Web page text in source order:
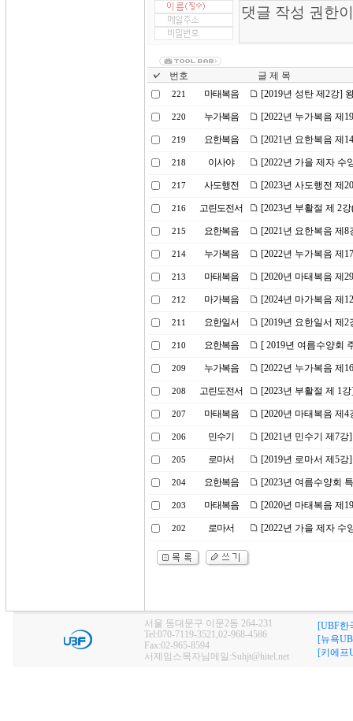
번호 글 제 목
221 마태복음 [2019년 성탄 제2강]
220 누가복음 [2022년 누가복음 제
219 요한복음 [2021년 요한복음 제
218 이사야 [2022년 가을 제자 수
217 사도행전 [2023년 사도행전 제
216 고린도전서 [2023년 부활절 제 2
215 요한복음 [2021년 요한복음 제
214 누가복음 [2022년 누가복음 제
213 마태복음 [2020년 마태복음 제
212 마가복음 [2024년 마가복음 제
211 요한일서 [2019년 요한일서 제
210 요한복음 [ 2019년 여름수양회
209 누가복음 [2022년 누가복음 제
208 고린도전서 [2023년 부활절 제 1
207 마태복음 [2020년 마태복음 제
206 민수기 [2021년 민수기 제7
205 로마서 [2019년 로마서 제5
204 요한복음 [2023년 여름수양회
203 마태복음 [2020년 마태복음 제
202 로마서 [2022년 가을 제자 수
서울 동대문구 이문2동 264-231
Tel:070-7119-3521,02-968-4586
Fax:02-965-8594
서제임스목자님메일:Suhjt@hitel.net
[UBF한
[뉴욕
[키에프